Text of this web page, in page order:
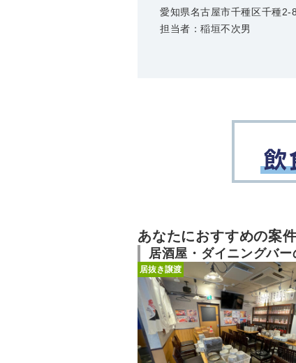
愛知県名古屋市千種区千種2-
担当者：稲垣不次男
あなたにおすすめの案
居酒屋・ダイニングバ
居抜き譲渡